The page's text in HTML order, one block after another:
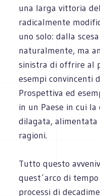
una larga vittoria
radicalmente
uno solo: dalla
naturalmente, ma
sinistra di offrire al
esempi convincenti
Prospettiva ed
in un Paese in cui
dilagata, alimentata
ragioni.
Tutto questo
quest´arco di
processi di